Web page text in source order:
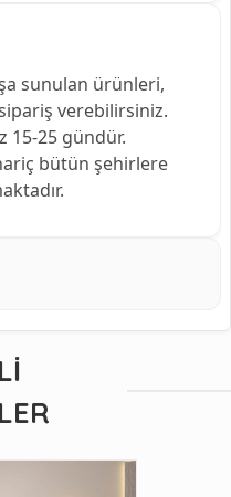
sunulan ürünleri,
verebilirsiniz.
15-25 gündür.
bütün şehirlere